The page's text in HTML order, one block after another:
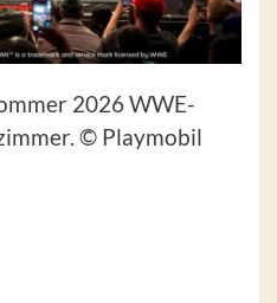
2026 WWE-
© Playmobil